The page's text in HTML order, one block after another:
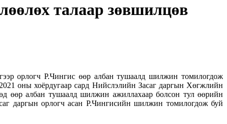
талаар зөвшилцөв
орлогч Р.Чингис өөр албан тушаалд шилжин томилогдож
оны хоёрдугаар сард Нийслэлийн Засаг даргын Хөгжлийн
өөр албан тушаалд шилжин ажиллахаар болсон тул өөрийн
даргын орлогч асан Р.Чингисийн шилжин томилогдож буй